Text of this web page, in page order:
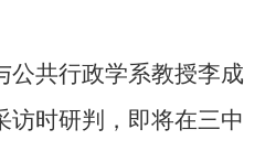
公共行政学系教授李成
访时研判，即将在三中